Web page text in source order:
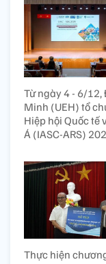
Từ ngày 4 - 6/12,
Minh (UEH) tổ
Hiệp hội Quốc tế
Á (IASC-ARS)
Thực hiện